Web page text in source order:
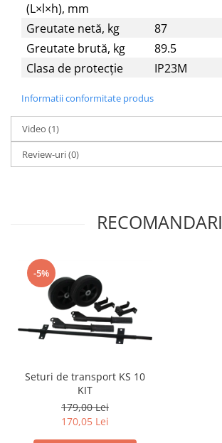
(L×l×h), mm
Greutate netă, kg
87
Greutate brută, kg
89.5
Clasa de protecție
IP23M
Informatii conformitate produs
Video (1)
Review-uri(0)
RECOMANDARI
-5%
Seturi de transport KS 10
KIT
179,00 Lei
170,05 Lei